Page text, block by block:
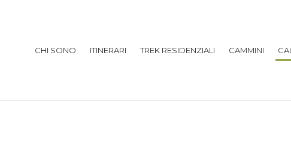
CHI SONO ITINERARI TREK RESIDENZIALI CAMMINI